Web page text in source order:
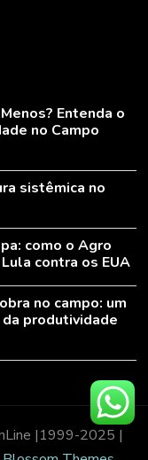
Entenda o
no Campo
sistêmica no
como o Agro
contra os EUA
no campo: um
produtividade
|1999-2025 |